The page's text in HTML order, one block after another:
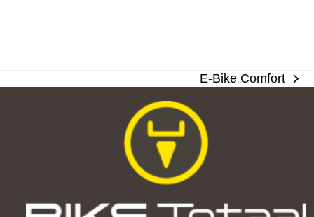
next
E-Bike Comfort